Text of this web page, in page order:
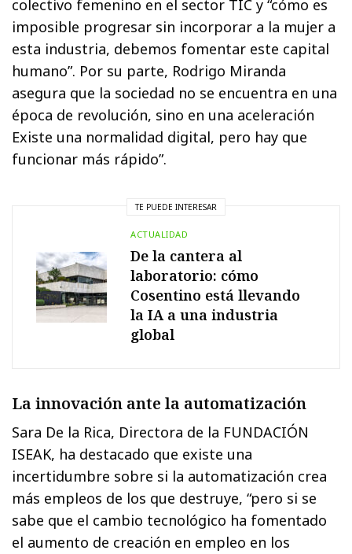
colectivo femenino en el sector TIC y “cómo es
imposible progresar sin incorporar a la mujer a
esta industria, debemos fomentar este capital
humano”. Por su parte, Rodrigo Miranda
asegura que la sociedad no se encuentra en una
época de revolución, sino en una aceleración
Existe una normalidad digital, pero hay que
funcionar más rápido”.
TE PUEDE INTERESAR
ACTUALIDAD
De la cantera al
laboratorio: cómo
Cosentino está llevando
la IA a una industria
global
La innovación ante la automatización
Sara De la Rica, Directora de la FUNDACIÓN
ISEAK, ha destacado que existe una
incertidumbre sobre si la automatización crea
más empleos de los que destruye, “pero si se
sabe que el cambio tecnológico ha fomentado
el aumento de creación en empleo en los